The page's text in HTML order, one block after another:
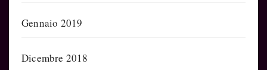
Gennaio 2019
Dicembre 2018